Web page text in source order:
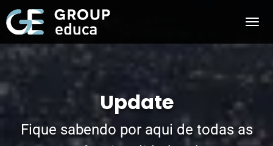
Update
Fique sabendo por aqui de todas as